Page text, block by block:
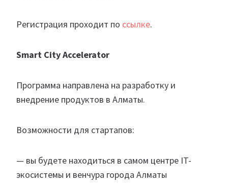
Регистрация проходит по ссылке.
Smart City Accelerator
Программа направлена на разработку и
внедрение продуктов в Алматы.
Возможности для стартапов:
— вы будете находиться в самом центре IT-
экосистемы и венчура города Алматы